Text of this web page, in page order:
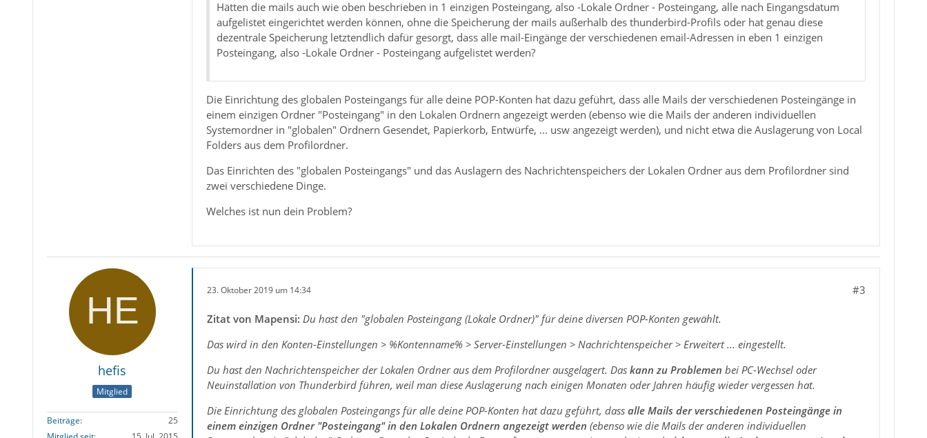
Hätten die mails auch wie oben beschrieben in 1 einzigen Posteingang, also -Lokale Ordner - Posteingang, alle nach Eingangsdatum
aufgelistet eingerichtet werden können, ohne die Speicherung der mails außerhalb des thunderbird-Profils oder hat genau diese
dezentrale Speicherung letztendlich dafür gesorgt, dass alle mail-Eingänge der verschiedenen email-Adressen in eben 1 einzigen
Posteingang, also -Lokale Ordner - Posteingang aufgelistet werden?
Die Einrichtung des globalen Posteingangs für alle deine POP-Konten hat dazu geführt, dass alle Mails der verschiedenen Posteingänge in
einem einzigen Ordner "Posteingang" in den Lokalen Ordnern angezeigt werden (ebenso wie die Mails der anderen individuellen
Systemordner in "globalen" Ordnern Gesendet, Papierkorb, Entwürfe, ... usw angezeigt werden), und nicht etwa die Auslagerung von Local
Folders aus dem Profilordner.
Das Einrichten des "globalen Posteingangs" und das Auslagern des Nachrichtenspeichers der Lokalen Ordner aus dem Profilordner sind
zwei verschiedene Dinge.
Welches ist nun dein Problem?
hefis
Mitglied
Beiträge
25
23. Oktober 2019 um 14:34 #3
Zitat von Mapensi: Du hast den "globalen Posteingang (Lokale Ordner)" für deine diversen POP-Konten gewählt.
Das wird in den Konten-Einstellungen > %Kontenname% > Server-Einstellungen > Nachrichtenspeicher > Erweitert ... eingestellt.
Du hast den Nachrichtenspeicher der Lokalen Ordner aus dem Profilordner ausgelagert. Das kann zu Problemen bei PC-Wechsel oder
Neuinstallation von Thunderbird führen, weil man diese Auslagerung nach einigen Monaten oder Jahren häufig wieder vergessen hat.
Die Einrichtung des globalen Posteingangs für alle deine POP-Konten hat dazu geführt, dass alle Mails der verschiedenen Posteingänge in
einem einzigen Ordner "Posteingang" in den Lokalen Ordnern angezeigt werden (ebenso wie die Mails der anderen individuellen